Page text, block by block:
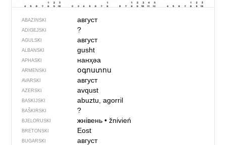
ABAZINSKI август
ADIGEJSKI ?
AGULSKI август
ALBANSKI gusht
APHASKI нанҳәа
ARMENSKI օգոստոս
AVARSKI август
AZERSKI avqust
BASKIJSKI abuztu, agorril
BAŠKIRSKI ?
BJELORUSKI жнівень• žnivień
BRETONSKI Eost
BUGARSKI август